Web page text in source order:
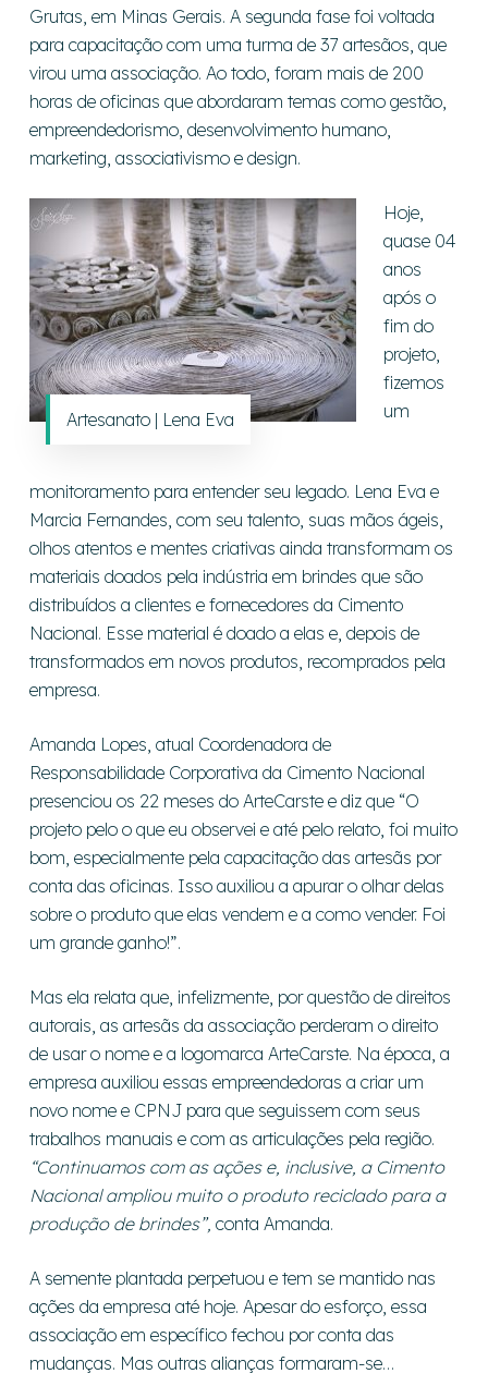
Grutas, em Minas Gerais. A segunda fase foi voltada
para capacitação com uma turma de 37 artesãos, que
virou uma associação. Ao todo, foram mais de 200
horas de oficinas que abordaram temas como gestão,
empreendedorismo, desenvolvimento humano,
marketing, associativismo e design.
Artesanato | Lena Eva
Hoje,
quase 04
anos
após o
fim do
projeto,
fizemos
um
monitoramento para entender seu legado. Lena Eva e
Marcia Fernandes, com seu talento, suas mãos ágeis,
olhos atentos e mentes criativas ainda transformam os
materiais doados pela indústria em brindes que são
distribuídos a clientes e fornecedores da Cimento
Nacional. Esse material é doado a elas e, depois de
transformados em novos produtos, recomprados pela
empresa.
Amanda Lopes, atual Coordenadora de
Responsabilidade Corporativa da Cimento Nacional
presenciou os 22 meses do ArteCarste e diz que “O
projeto pelo o que eu observei e até pelo relato, foi muito
bom, especialmente pela capacitação das artesãs por
conta das oficinas. Isso auxiliou a apurar o olhar delas
sobre o produto que elas vendem e a como vender. Foi
um grande ganho!”.
Mas ela relata que, infelizmente, por questão de direitos
autorais, as artesãs da associação perderam o direito
de usar o nome e a logomarca ArteCarste. Na época, a
empresa auxiliou essas empreendedoras a criar um
novo nome e CPNJ para que seguissem com seus
trabalhos manuais e com as articulações pela região.
“Continuamos com as ações e, inclusive, a Cimento
Nacional ampliou muito o produto reciclado para a
produção de brindes”, conta Amanda.
A semente plantada perpetuou e tem se mantido nas
ações da empresa até hoje. Apesar do esforço, essa
associação em específico fechou por conta das
mudanças. Mas outras alianças formaram-se…